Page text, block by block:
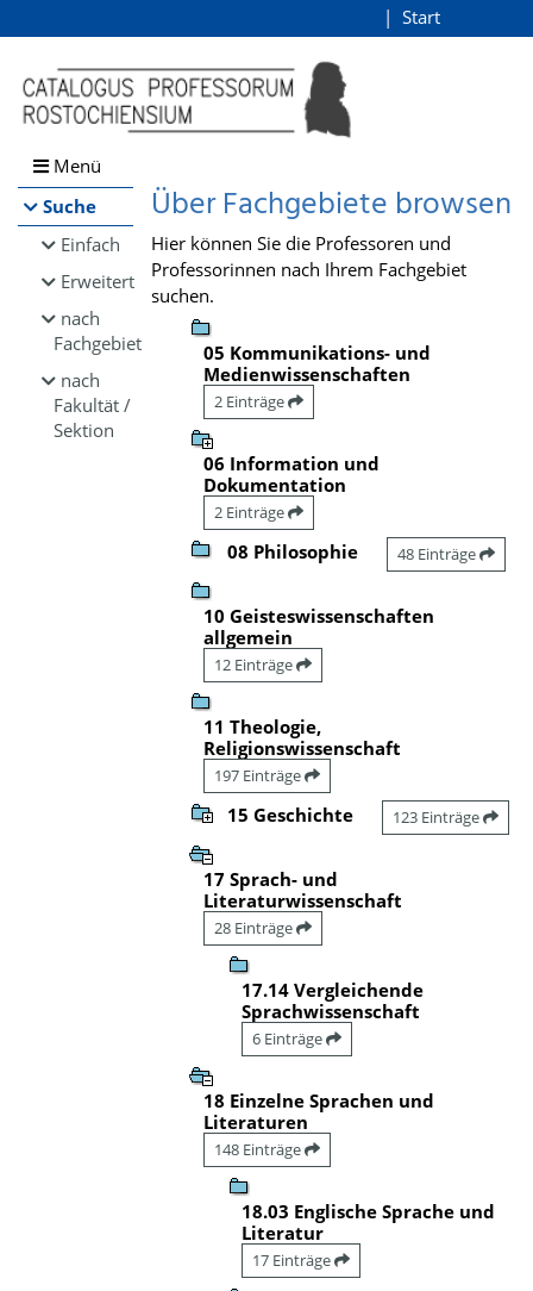
Browsen
direkt zum Inhalt
Start
Menü
Suche
Einfach
Erweitert
nach
Fachgebiet
nach
Fakultät /
Sektion
Über Fachgebiete browsen
Hier können Sie die Professoren und
Professorinnen nach Ihrem Fachgebiet
suchen.
05 Kommunikations- und
Medienwissenschaften
2 Einträge
06 Information und
Dokumentation
2 Einträge
08 Philosophie 48 Einträge
10 Geisteswissenschaften
allgemein
12 Einträge
11 Theologie,
Religionswissenschaft
197 Einträge
15 Geschichte 123 Einträge
17 Sprach- und
Literaturwissenschaft
28 Einträge
17.14 Vergleichende
Sprachwissenschaft
6 Einträge
18 Einzelne Sprachen und
Literaturen
148 Einträge
18.03 Englische Sprache und
Literatur
17 Einträge